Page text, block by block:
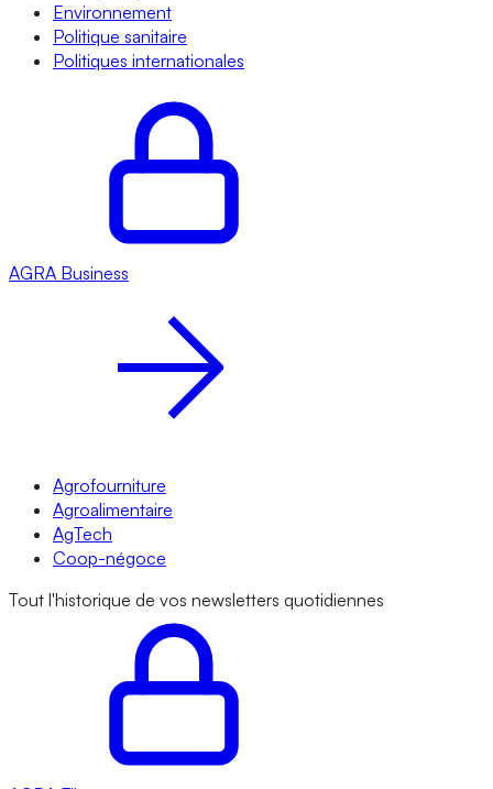
Environnement
Politique sanitaire
Politiques internationales
AGRA Business
Agrofourniture
Agroalimentaire
AgTech
Coop-négoce
Tout l'historique de vos newsletters quotidiennes